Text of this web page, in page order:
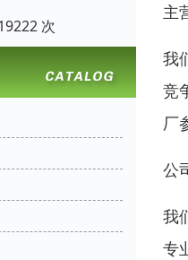
次
主
我
竞
厂
公
我
专